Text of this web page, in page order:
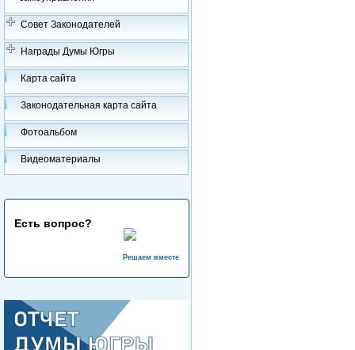
Совет Законодателей
Награды Думы Югры
Карта сайта
Законодательная карта сайта
Фотоальбом
Видеоматериалы
Есть вопрос?
Решаем вместе